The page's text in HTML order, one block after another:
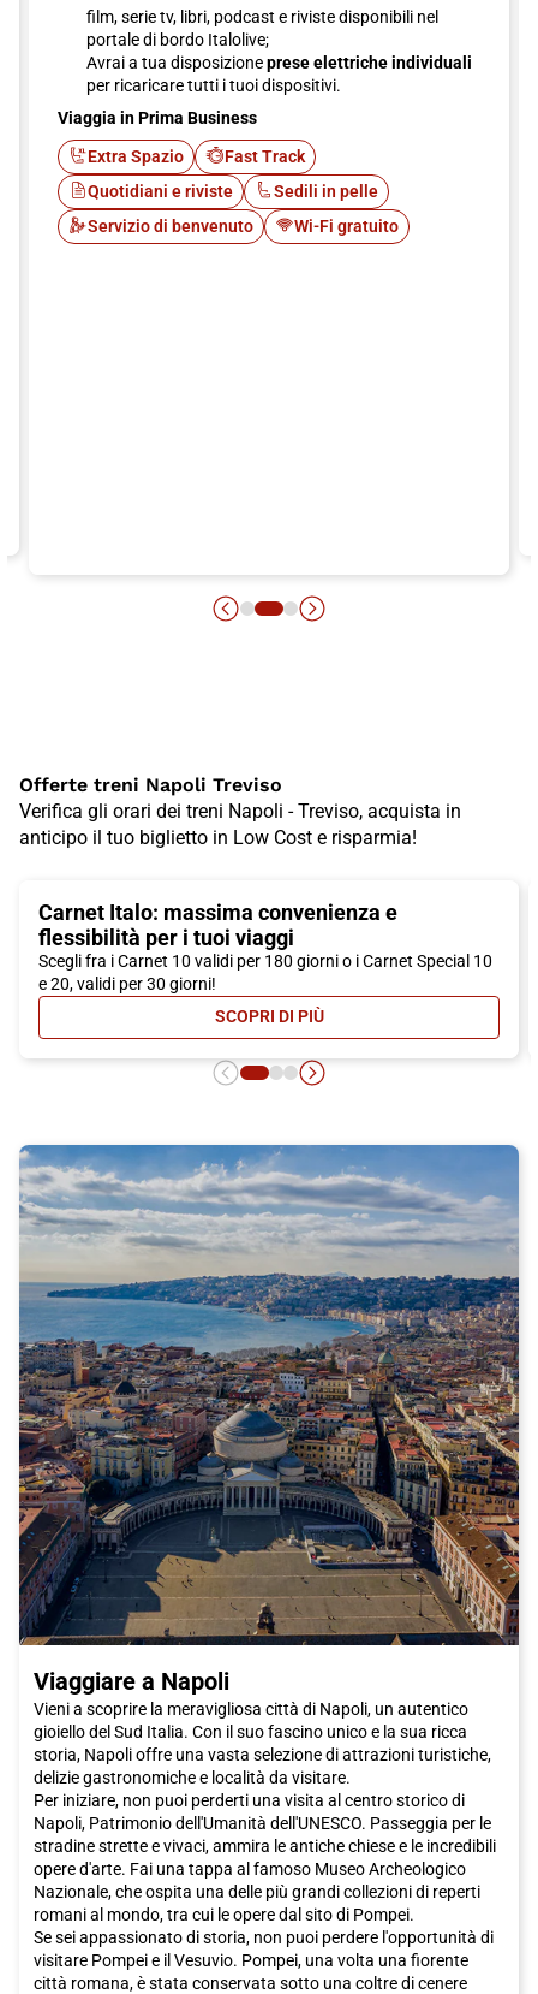
film, serie tv, libri, podcast e riviste disponibili nel
portale di bordo Italolive;
Avrai a tua disposizioneprese elettriche individuali
per ricaricare tutti i tuoi dispositivi.
Viaggia in Prima Business
Extra Spazio
Fast Track
Quotidiani e riviste
Sedili in pelle
Servizio di benvenuto
Wi-Fi gratuito
Offerte treni Napoli Treviso
Verifica gli orari dei treni Napoli - Treviso, acquista in
anticipo il tuo biglietto in Low Cost e risparmia!
Carnet Italo: massima convenienza e
flessibilità per i tuoi viaggi
Scegli fra i Carnet 10 validi per 180 giorni o i Carnet Special 10
e 20, validi per 30 giorni!
SCOPRI DI PIÙ- CARNET ITALO: MASSIMA
Viaggiare a Napoli
Vieni a scoprire la meravigliosa città di Napoli, un autentico
gioiello del Sud Italia. Con il suo fascino unico e la sua ricca
storia, Napoli offre una vasta selezione di attrazioni turistiche,
delizie gastronomiche e località da visitare.
Per iniziare, non puoi perderti una visita al centro storico di
Napoli, Patrimonio dell'Umanità dell'UNESCO. Passeggia per le
stradine strette e vivaci, ammira le antiche chiese e le incredibili
opere d'arte. Fai una tappa al famoso Museo Archeologico
Nazionale, che ospita una delle più grandi collezioni di reperti
romani al mondo, tra cui le opere dal sito di Pompei.
Se sei appassionato di storia, non puoi perdere l'opportunità di
visitare Pompei e il Vesuvio. Pompei, una volta una fiorente
città romana, è stata conservata sotto una coltre di cenere